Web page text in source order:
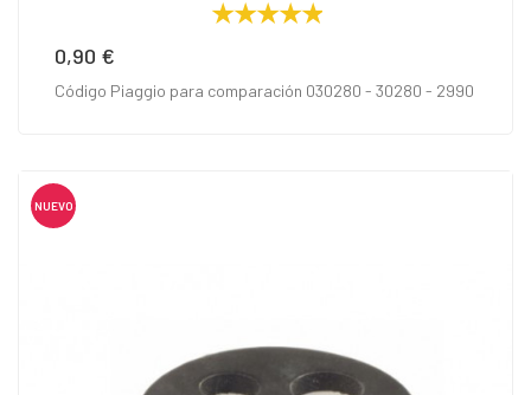
Precio
0,90 €
Código Piaggio para comparación 030280 - 30280 - 2990
NUEVO